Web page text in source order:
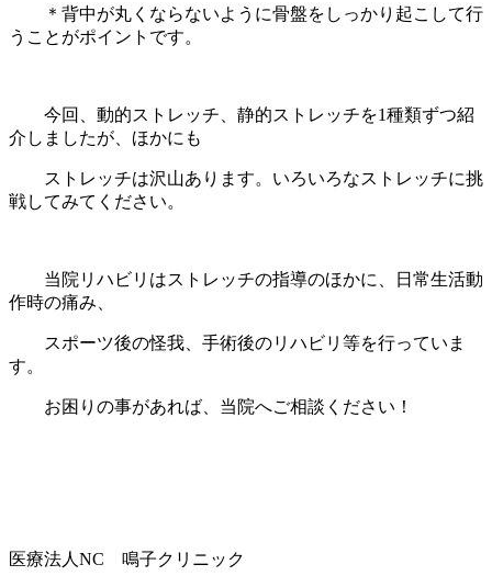
＊背中が丸くならないように骨盤をしっかり起こして行
うことがポイントです。
今回、動的ストレッチ、静的ストレッチを1種類ずつ紹
介しましたが、ほかにも
ストレッチは沢山あります。いろいろなストレッチに挑
戦してみてください。
当院リハビリはストレッチの指導のほかに、日常生活動
作時の痛み、
スポーツ後の怪我、手術後のリハビリ等を行っていま
す。
お困りの事があれば、当院へご相談ください！
医療法人NC 鳴子クリニック